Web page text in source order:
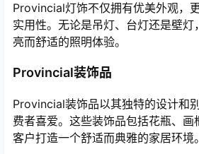
Provincial灯饰不仅拥有优美外观，
实用性。无论是吊灯、台灯还是壁灯
亮而舒适的照明体验。
Provincial装饰品
Provincial装饰品以其独特的设计和
费者喜爱。这些装饰品包括花瓶、画
客户打造一个舒适而典雅的家居环境。